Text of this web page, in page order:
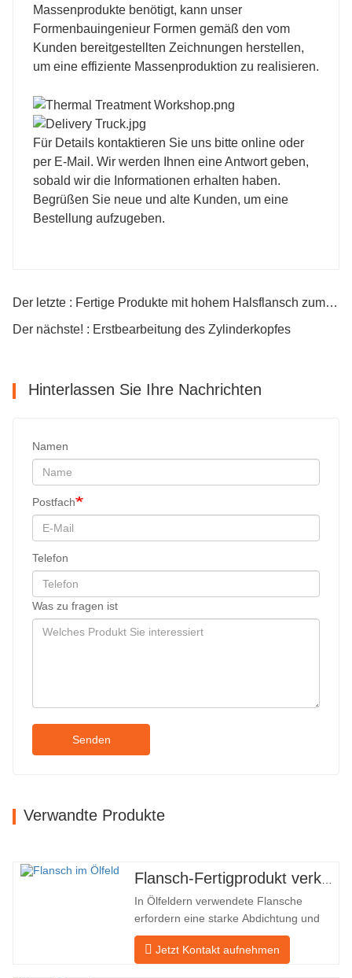
Massenprodukte benötigt, kann unser
Formenbauingenieur Formen gemäß den vom
Kunden bereitgestellten Zeichnungen herstellen,
um eine effiziente Massenproduktion zu realisieren.
Für Details kontaktieren Sie uns bitte online oder
per E-Mail. Wir werden Ihnen eine Antwort geben,
sobald wir die Informationen erhalten haben.
Begrüßen Sie neue und alte Kunden, um eine
Bestellung aufzugeben.
Der letzte : Fertige Produkte mit hohem Halsflansch zum Verkauf
Der nächste! : Erstbearbeitung des Zylinderkopfes
Hinterlassen Sie Ihre Nachrichten
Namen
Postfach
Telefon
Was zu fragen ist
Senden
Verwandte Produkte
Flansch-Fertigprodukt verkauft
In Ölfeldern verwendete Flansche
erfordern eine starke Abdichtung und
hohe Qualität. Unser Unternehmen in
Baohua verarbeitet seit vielen Jahren
Jetzt Kontakt aufnehmen